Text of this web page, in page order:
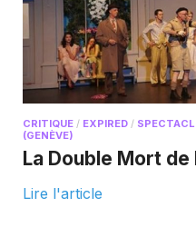
CRITIQUE / EXPIRED /
(GENÈVE)
La Double Mort de
Lire l'article